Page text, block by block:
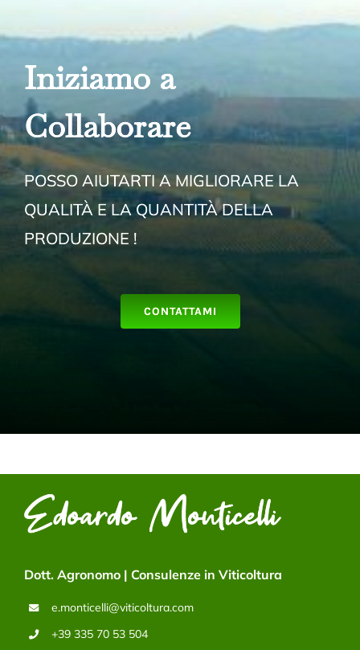
Iniziamo a
Collaborare
POSSO AIUTARTI A MIGLIORARE LA
QUALITÀ E LA QUANTITÀ DELLA
PRODUZIONE !
CONTATTAMI
Dott. Agronomo | Consulenze in Viticoltura
e.monticelli@viticoltura.com
+39 335 70 53 504